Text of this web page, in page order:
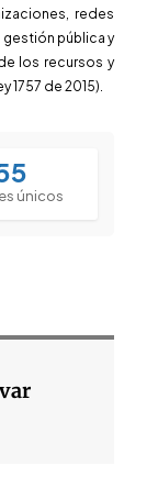
redes
gestión pública y
los recursos y
1757 de 2015).
únicos